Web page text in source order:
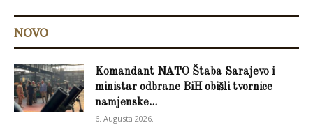
NOVO
Komandant NATO Štaba Sarajevo i
ministar odbrane BiH obišli tvornice
namjenske...
6. Augusta 2026.